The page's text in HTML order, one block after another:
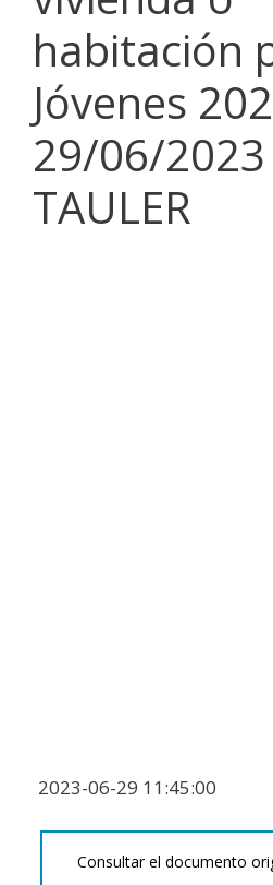
habitación
Jóvenes
29/06/2023
TAULER
2023-06-29 11:45:00
Consultar el documento